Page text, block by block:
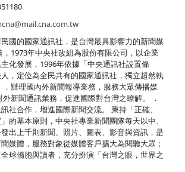
國的國家通訊社，是台灣最具影響力的新聞媒
1973年中央社改組為股份有限公司，以企業
化發展，1996年依據「中央通訊社設置條
，定位為全民共有的國家通訊社，獨立超然執
．辦理國內外新聞報導業務，服務大眾傳播媒
新聞通訊業務，促進國際對台灣之瞭解。 ．
社合作，增進國際新聞交流。 秉持「正確、
的基本原則，中央社專業新聞團隊每天以中、
出上千則新聞、照片、圖表、影音與資訊，是
媒體，服務對象從媒體客戶擴大為閱聽大眾；
球僑胞與讀者，充分扮演「台灣之眼，世界之